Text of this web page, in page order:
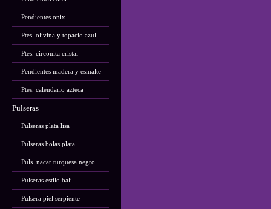
Pendientes onix
Ptes. olivina y topacio azul
Ptes. circonita cristal
Pendientes madera y esmalte
Ptes. calendario azteca
Pulseras
Pulseras plata lisa
Pulseras bolas plata
Puls. nacar turquesa negro
Pulseras estilo bali
Pulsera piel serpiente